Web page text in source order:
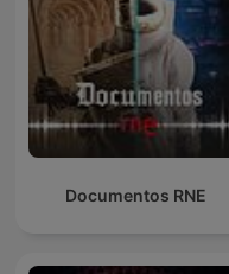
Documentos RNE